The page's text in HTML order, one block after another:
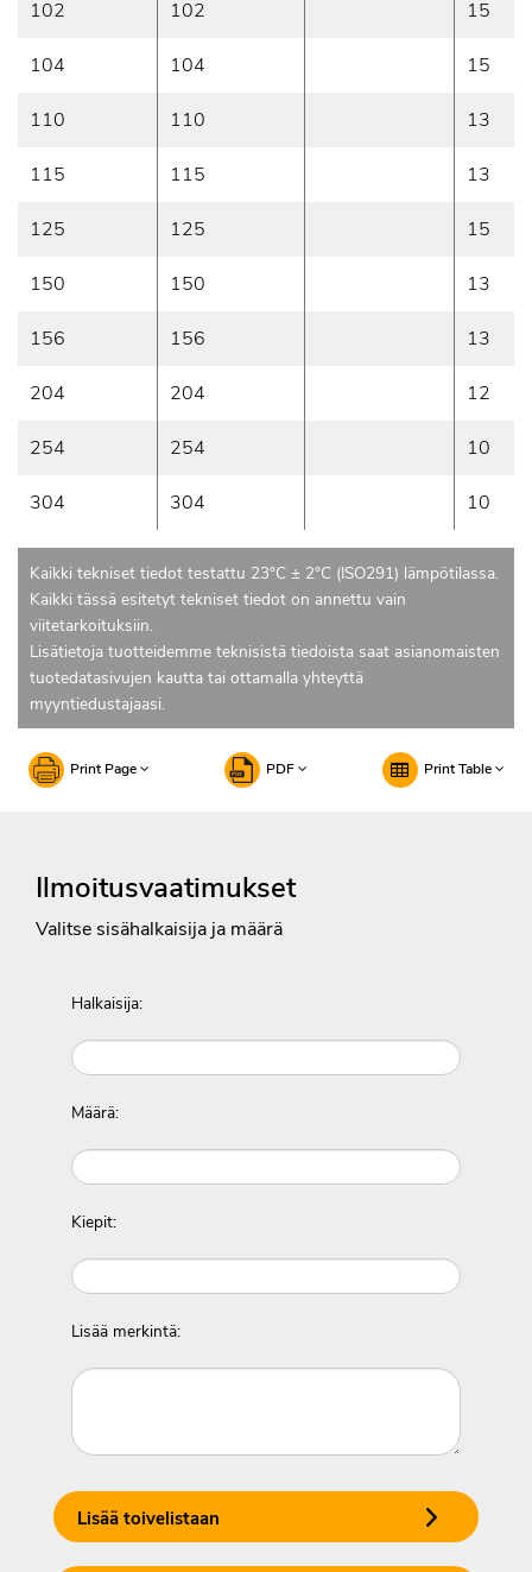
102 102 15
104 104 15
110 110 13
115 115 13
125 125 15
150 150 13
156 156 13
204 204 12
254 254 10
304 304 10
Kaikki tekniset tiedot testattu 23°C ± 2°C (ISO291) lämpötilassa.
Kaikki tässä esitetyt tekniset tiedot on annettu vain
viitetarkoituksiin.
Lisätietoja tuotteidemme teknisistä tiedoista saat asianomaisten
tuotedatasivujen kautta tai ottamalla yhteyttä
myyntiedustajaasi.
Print Page PDF Print Table
Ilmoitusvaatimukset
Valitse sisähalkaisija ja määrä
Halkaisija:
Määrä:
Kiepit:
Lisää merkintä:
Lisää toivelistaan